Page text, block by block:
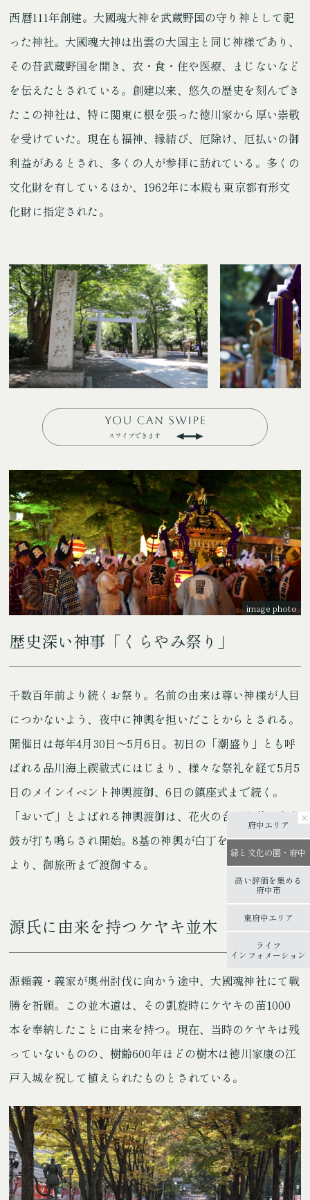
西暦111年創建。大國魂大神を武蔵野国の守り神として祀
った神社。大國魂大神は出雲の大国主と同じ神様であり、
その昔武蔵野国を開き、衣・食・住や医療、まじないなど
を伝えたとされている。創建以来、悠久の歴史を刻んでき
たこの神社は、特に関東に根を張った徳川家から厚い崇敬
を受けていた。現在も福神、縁結び、厄除け、厄払いの御
利益があるとされ、多くの人が参拝に訪れている。多くの
文化財を有しているほか、1962年に本殿も東京都有形文
化財に指定された。
image photo
歴史深い神事「くらやみ祭り」
千数百年前より続くお祭り。名前の由来は尊い神様が人目
につかないよう、夜中に神輿を担いだことからとされる。
開催日は毎年4月30日～5月6日。初日の「潮盛り」とも呼
ばれる品川海上禊祓式にはじまり、様々な祭礼を経て5月5
日のメインイベント神輿渡御、6日の鎮座式まで続く。
「おいで」とよばれる神輿渡御は、花火の合図と共に大太
鼓が打ち鳴らされ開始。8基の神輿が白丁を着た担ぎ手に
より、御旅所まで渡御する。
源氏に由来を持つケヤキ並木
源頼義・義家が奥州討伐に向かう途中、大國魂神社にて戦
勝を祈願。この並木道は、その凱旋時にケヤキの苗1000
本を奉納したことに由来を持つ。現在、当時のケヤキは残
っていないものの、樹齢600年ほどの樹木は徳川家康の江
戸入城を祝して植えられたものとされている。
府中エリア
緑と文化の園・府中
高い評価を集める
府中市
東府中エリア
ライフ
インフォメーション